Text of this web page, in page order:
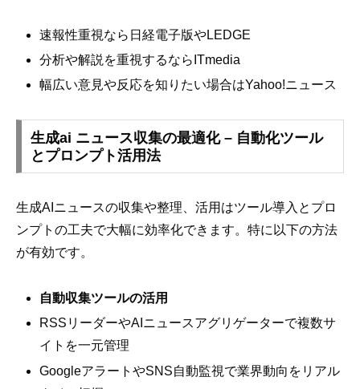
速報性重視なら日経電子版やLEDGE
分析や解説を重視するならITmedia
幅広い意見や反応を知りたい場合はYahoo!ニュース
生成ai ニュース収集の最適化 – 自動化ツール
とプロンプト活用法
生成AIニュースの収集や整理、活用はツール導入とプロ
ンプトの工夫で大幅に効率化できます。特に以下の方法
が有効です。
自動収集ツールの活用
RSSリーダーやAIニュースアグリゲーターで複数サ
イトを一元管理
GoogleアラートやSNS自動監視で業界動向をリアル